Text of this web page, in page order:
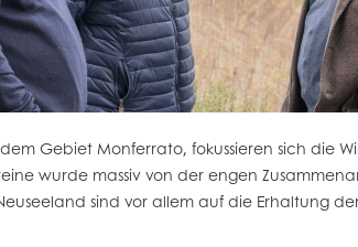
Gebiet Monferrato, fokussieren sich die
wurde massiv von der engen
sind vor allem auf die Erhaltung